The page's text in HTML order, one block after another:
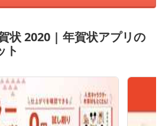
状 2020 | 年賀状アプリの
ト